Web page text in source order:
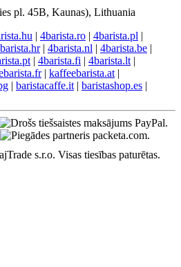
pl. 45B, Kaunas), Lithuania
| 4barista.ro | 4barista.pl |
| 4barista.nl | 4barista.be |
| 4barista.fi | 4barista.lt |
| kaffeebarista.at |
| baristacaffe.it | baristashop.es |
s.r.o. Visas tiesības paturētas.